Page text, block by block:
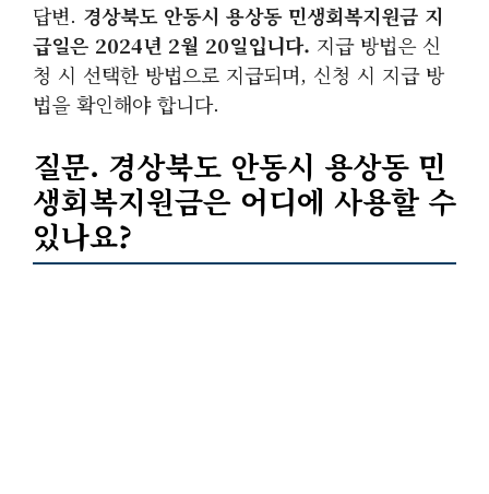
답변. 경상북도 안동시 용상동 민생회복지원금 지
급일은 2024년 2월 20일입니다. 지급 방법은 신
청 시 선택한 방법으로 지급되며, 신청 시 지급 방
법을 확인해야 합니다.
질문. 경상북도 안동시 용상동 민
생회복지원금은 어디에 사용할 수
있나요?